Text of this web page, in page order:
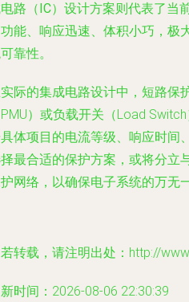
路（IC）设计方案则代表了当
能、响应迅速、体积小巧，极
靠性。
际的集成电路设计中，短路保
）或负载开关（Load
体项目的电流等级、响应时间
最合适的保护方案，或将分立
网络，以确保电子系统的万无
转载，请注明出处：http://
时间：2026-08-06 22:30:39